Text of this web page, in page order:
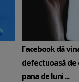
Facebook dă
defectuoasă
pana de luni ...